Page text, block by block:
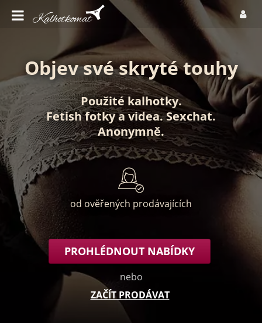
Objev své skryté touhy
Použité kalhotky.
Fetish fotkyavidea.Sexchat.
Anonymně.
od ověřených prodávajících
PROHLÉDNOUT NABÍDKY
nebo
ZAČÍT PRODÁVAT